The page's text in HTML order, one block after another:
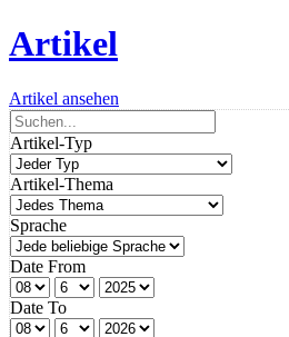
Artikel
Artikel ansehen
Artikel-Typ
Artikel-Thema
Sprache
Date From
Date To